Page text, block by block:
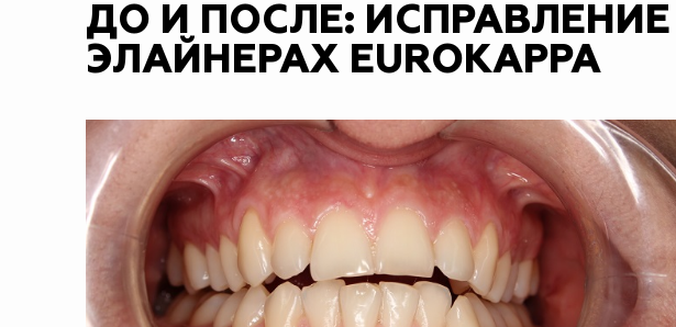
ДО И ПОСЛЕ:
ЭЛАЙНЕРАХ EUROKAPPA